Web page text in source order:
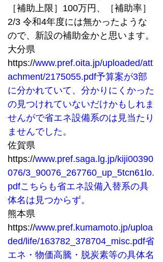
［補助上限］100万円、［補助率］
2/3 令和4年度には無かったような
ので、新設の補助金かと思います。
大分県
https://www.pref.oita.jp/uploaded/att
achment/2175055.pdf予算案が3部
に分かれていて、分かりにくかった
の見つけれていないだけかもしれま
せんがで省エネ設備系のは見当たり
ませんでした。
佐賀県
https://www.pref.saga.lg.jp/kiji00390
076/3_90076_267760_up_5tcn61lo.
pdfこちらも省エネ設備入替系の具
体名は見つからず。
熊本県
https://www.pref.kumamoto.jp/uploa
ded/life/163782_378704_misc.pdf省
エネ・物価高騰・脱炭素等の具体名